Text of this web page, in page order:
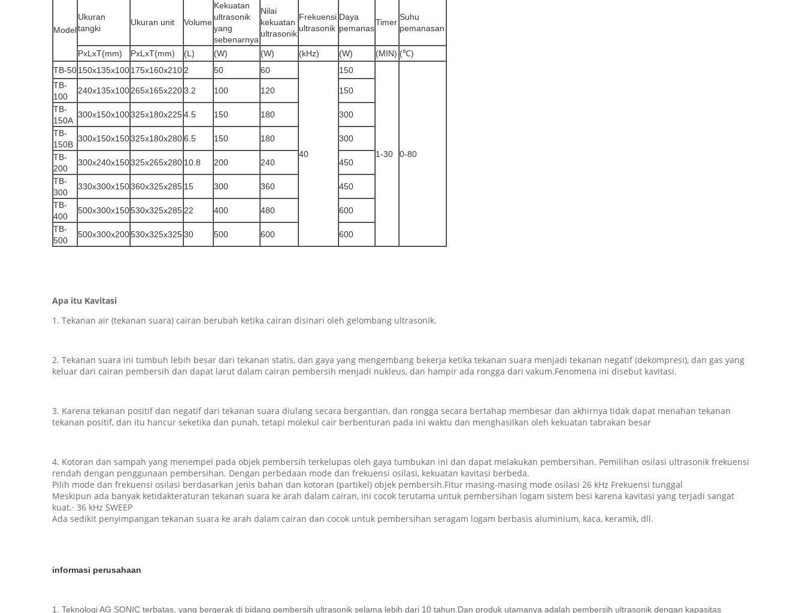
Model
Ukuran
tangki
Ukuran unit Volume
Kekuatan
ultrasonik
yang
sebenarnya
Nilai
kekuatan
ultrasonik
Frekuensi
ultrasonik
Daya
pemanas
Timer
Suhu
pemanasan
PxLxT(mm) PxLxT(mm) (L) (W) (W) (kHz) (W) (MIN) (℃)
TB-50150x135x100175x160x210 2 50 60
40
150
1-30 0-80
TB-
100
240x135x100265x165x2203.2 100 120
150
TB-
150A
300x150x100325x180x2254.5 150 180
300
TB-
150B
300x150x150325x180x2806.5 150 180
300
TB-
200
300x240x150325x265x280 10.8 200 240
450
TB-
300
330x300x150360x325x285 15 300 360
450
TB-
400
500x300x150530x325x285 22 400 480
600
TB-
500
500x300x200530x325x32530 500 600 600
Apa itu Kavitasi
1. Tekanan air (tekanan suara) cairan berubah ketika cairan disinari oleh gelombang ultrasonik.
2. Tekanan suara ini tumbuh lebih besar dari tekanan statis, dan gaya yang mengembang bekerja ketika tekanan suara menjadi tekanan negatif (dekompresi), dan gas yang
keluar dari cairan pembersih dan dapat larut dalam cairan pembersih menjadi nukleus, dan hampir ada rongga dari vakum.Fenomena ini disebut kavitasi.
3. Karena tekanan positif dan negatif dari tekanan suara diulang secara bergantian, dan rongga secara bertahap membesar dan akhirnya tidak dapat menahan tekanan
tekanan positif, dan itu hancur seketika dan punah, tetapi molekul cair berbenturan pada ini waktu dan menghasilkan oleh kekuatan tabrakan besar
4. Kotoran dan sampah yang menempel pada objek pembersih terkelupas oleh gaya tumbukan ini dan dapat melakukan pembersihan. Pemilihan osilasi ultrasonik frekuensi
rendah dengan penggunaan pembersihan. Dengan perbedaan mode dan frekuensi osilasi, kekuatan kavitasi berbeda.
Pilih mode dan frekuensi osilasi berdasarkan jenis bahan dan kotoran (partikel) objek pembersih.Fitur masing-masing mode osilasi 26 kHz Frekuensi tunggal
Meskipun ada banyak ketidakteraturan tekanan suara ke arah dalam cairan, ini cocok terutama untuk pembersihan logam sistem besi karena kavitasi yang terjadi sangat
kuat.· 36 kHz SWEEP
Ada sedikit penyimpangan tekanan suara ke arah dalam cairan dan cocok untuk pembersihan seragam logam berbasis aluminium, kaca, keramik, dll.
informasi perusahaan
1. Teknologi AG SONIC terbatas, yang bergerak di bidang pembersih ultrasonik selama lebih dari 10 tahun.Dan produk utamanya adalah pembersih ultrasonik dengan kapasitas